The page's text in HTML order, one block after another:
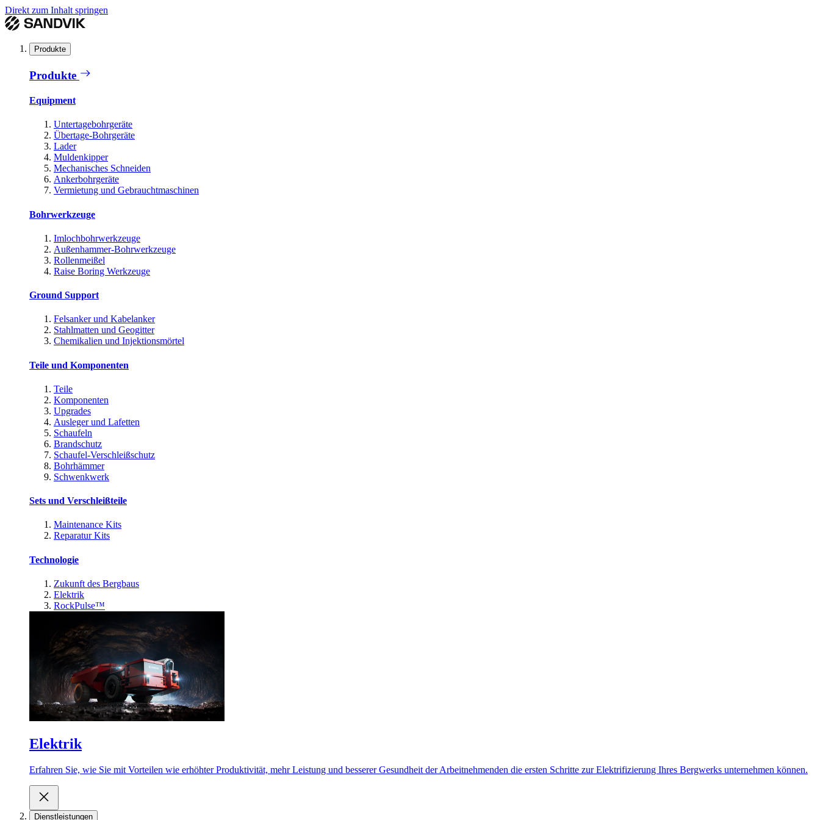
Direkt zum Inhalt springen
Produkte
Produkte
Equipment
Untertagebohrgeräte
Übertage-Bohrgeräte
Lader
Muldenkipper
Mechanisches Schneiden
Ankerbohrgeräte
Vermietung und Gebrauchtmaschinen
Bohrwerkzeuge
Imlochbohrwerkzeuge
Außenhammer-Bohrwerkzeuge
Rollenmeißel
Raise Boring Werkzeuge
Ground Support
Felsanker und Kabelanker
Stahlmatten und Geogitter
Chemikalien und Injektionsmörtel
Teile und Komponenten
Teile
Komponenten
Upgrades
Ausleger und Lafetten
Schaufeln
Brandschutz
Schaufel-Verschleißschutz
Bohrhämmer
Schwenkwerk
Sets und Verschleißteile
Maintenance Kits
Reparatur Kits
Technologie
Zukunft des Bergbaus
Elektrik
RockPulse™
Elektrik
Erfahren Sie, wie Sie mit Vorteilen wie erhöhter Produktivität, mehr Leistung und besserer Gesundheit der Arbeitnehmenden die ersten Schritte zur Elektrifizierung Ihres Bergwerks unternehmen können.
Dienstleistungen